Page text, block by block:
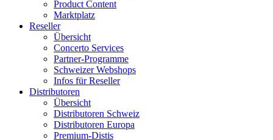
Product Content
Marktplatz
Reseller
Übersicht
Concerto Services
Partner-Programme
Schweizer Webshops
Infos für Reseller
Distributoren
Übersicht
Distributoren Schweiz
Distributoren Europa
Premium-Distis